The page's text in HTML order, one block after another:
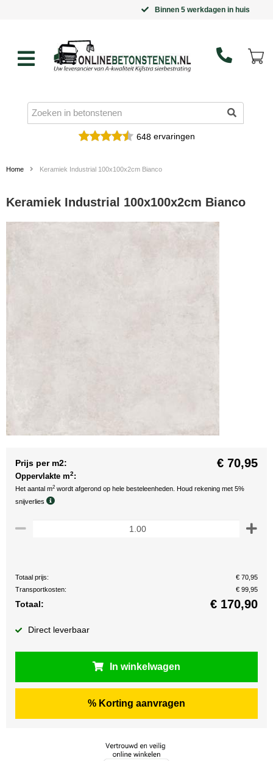
Binnen 5 werkdagen in huis
648ervaringen
Home Keramiek Industrial 100x100x2cm Bianco
Keramiek Industrial 100x100x2cm Bianco
Prijs per m2: € 70,95
Oppervlakte m2:
Het aantal m2 wordt afgerond op hele besteleenheden. Houd rekening met 5%
snijverlies
Totaal prijs:
€ 70,95
Transportkosten:
€ 99,95
Totaal: € 170,90
Direct leverbaar
In winkelwagen
% Korting aanvragen